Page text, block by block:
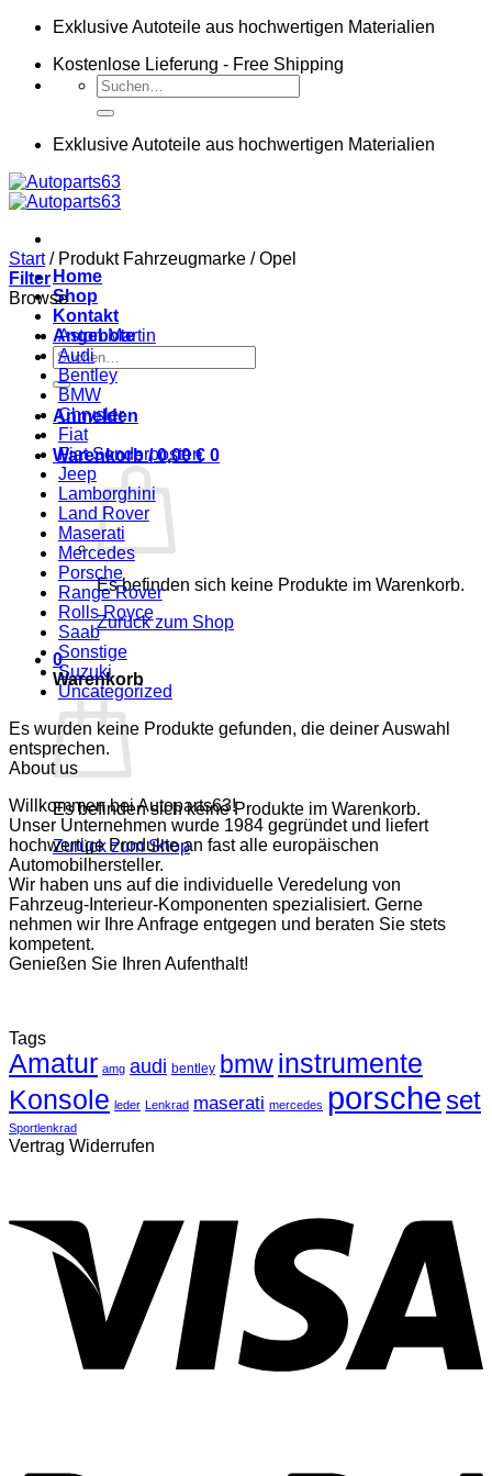
Zum
springen
Exklusive Autoteile aus hochwertigen Materialien
Kostenlose Lieferung - Free Shipping
Suchen
nach:
Exklusive Autoteile aus hochwertigen Materialien
Home
Shop
Kontakt
Angebote
Suchen
nach:
Anmelden
Warenkorb /0,00€ 0
Es befinden sich keine Produkte im Warenkorb.
Zurück zum Shop
0
Warenkorb
Es befinden sich keine Produkte im Warenkorb.
Zurück zum Shop
Start /Produkt Fahrzeugmarke /Opel
Filter
Browse
Aston Martin
Audi
Bentley
BMW
Chrysler
Fiat
Fiat Sonderposten
Jeep
Lamborghini
Land Rover
Maserati
Mercedes
Porsche
Range Rover
Rolls Royce
Saab
Sonstige
Suzuki
Uncategorized
Es wurden keine Produkte gefunden, die deiner Auswahl
entsprechen.
About us
Willkommen bei Autoparts63!
Unser Unternehmen wurde 1984 gegründet und liefert
hochwertige Produkte an fast alle europäischen
Automobilhersteller.
Wir haben uns auf die individuelle Veredelung von
Fahrzeug-Interieur-Komponenten spezialisiert. Gerne
nehmen wir Ihre Anfrage entgegen und beraten Sie stets
kompetent.
Genießen Sie Ihren Aufenthalt!
Tags
Amatur amg audi bentley bmwinstrumente
Konsole leder Lenkrad maserati mercedes porsche set
Sportlenkrad
Vertrag Widerrufen